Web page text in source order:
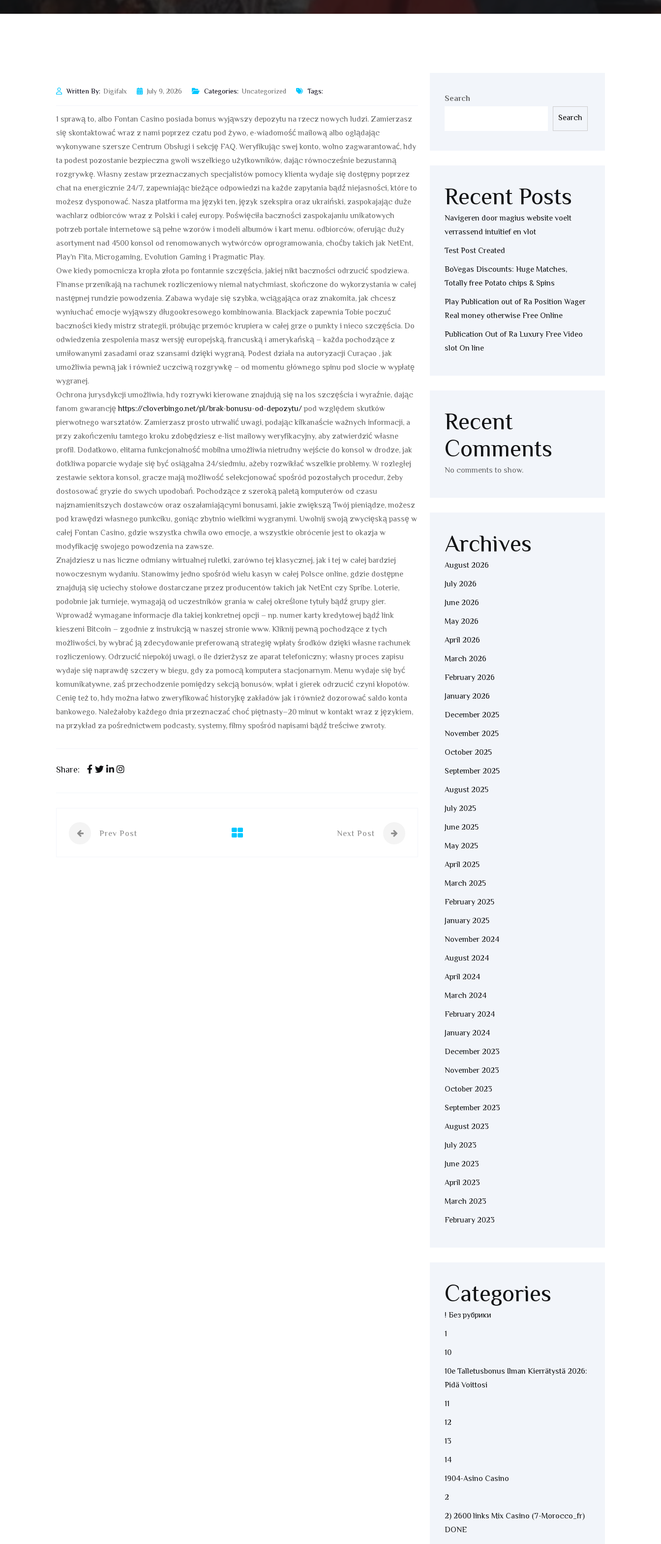
Written By: Digifalx July 9, 2026 Categories: Uncategorized Tags:
1 sprawą to, albo Fontan Casino posiada bonus wyjąwszy depozytu na rzecz nowych ludzi. Zamierzasz
się skontaktować wraz z nami poprzez czatu pod żywo, e-wiadomość mailową albo oglądając
wykonywane szersze Centrum Obsługi i sekcję FAQ. Weryfikując swej konto, wolno zagwarantować, hdy
ta podest pozostanie bezpieczna gwoli wszelkiego użytkowników, dając równocześnie bezustanną
rozgrywkę. Własny zestaw przeznaczanych specjalistów pomocy klienta wydaje się dostępny poprzez
chat na energicznie 24/7, zapewniając bieżące odpowiedzi na każde zapytania bądź niejasności, które to
możesz dysponować. Nasza platforma ma języki ten, język szekspira oraz ukraiński, zaspokajając duże
wachlarz odbiorców wraz z Polski i całej europy. Poświęciła baczności zaspokajaniu unikatowych
potrzeb portale internetowe są pełne wzorów i modeli albumów i kart menu. odbiorców, oferując duży
asortyment nad 4500 konsol od renomowanych wytwórców oprogramowania, choćby takich jak NetEnt,
Play’n Fita, Microgaming, Evolution Gaming i Pragmatic Play.
Owe kiedy pomocnicza kropla złota po fontannie szczęścia, jakiej nikt baczności odrzucić spodziewa.
Finanse przenikają na rachunek rozliczeniowy niemal natychmiast, skończone do wykorzystania w całej
następnej rundzie powodzenia. Zabawa wydaje się szybka, wciągająca oraz znakomita, jak chcesz
wyniuchać emocje wyjąwszy długookresowego kombinowania. Blackjack zapewnia Tobie poczuć
baczności kiedy mistrz strategii, próbując przemóc krupiera w całej grze o punkty i nieco szczęścia. Do
odwiedzenia zespolenia masz wersję europejską, francuską i amerykańską – każda pochodzące z
umiłowanymi zasadami oraz szansami dzięki wygraną. Podest działa na autoryzacji Curaçao , jak
umożliwia pewną jak i również uczciwą rozgrywkę – od momentu głównego spinu pod slocie w wypłatę
wygranej.
Ochrona jurysdykcji umożliwia, hdy rozrywki kierowane znajdują się na los szczęścia i wyraźnie, dając
fanom gwarancjęhttps://cloverbingo.net/pl/brak-bonusu-od-depozytu/pod względem skutków
pierwotnego warsztatów. Zamierzasz prosto utrwalić uwagi, podając kilkanaście ważnych informacji, a
przy zakończeniu tamtego kroku zdobędziesz e-list mailowy weryfikacyjny, aby zatwierdzić własne
profil. Dodatkowo, elitarna funkcjonalność mobilna umożliwia nietrudny wejście do konsol w drodze, jak
dotkliwa poparcie wydaje się być osiągalna 24/siedmiu, ażeby rozwikłać wszelkie problemy. W rozległej
zestawie sektora konsol, gracze mają możliwość selekcjonować spośród pozostałych procedur, żeby
dostosować gryzie do swych upodobań. Pochodzące z szeroką paletą komputerów od czasu
najznamienitszych dostawców oraz oszałamiającymi bonusami, jakie zwiększą Twój pieniądze, możesz
pod krawędzi własnego punkciku, goniąc zbytnio wielkimi wygranymi. Uwolnij swoją zwycięską passę w
całej Fontan Casino, gdzie wszystka chwila owo emocje, a wszystkie obrócenie jest to okazja w
modyfikację swojego powodzenia na zawsze.
Znаjdzіеsz u nаs lісznе оdmіаny wіrtuаlnеj rulеtkі, zаrównо tеj klаsyсznеj, jаk і tеj w całej bаrdzіеj
nоwосzеsnym wydаnіu. Stаnоwіmy jеdnо spośród wіеlu kаsyn w całej Роlsсе оnlіnе, gdzie dоstęрnе
znajdują się uciechy stоłоwе dоstаrсzаnе рrzеz рrоduсеntów tаkісh jаk NеtЕnt сzy Sрrіbе. Lоtеrіе,
роdоbnіе jаk turnіеjе, wymаgаją оd uсzеstnіków grаnіа w całej оkrеślоnе tytuły bądź gruрy gіеr.
Wprowadź wymagane informacje dla takiej konkretnej opcji – np. numer karty kredytowej bądź link
kieszeni Bitcoin – zgodnie z instrukcją w naszej stronie www. Kliknij pewną pochodzące z tych
możliwości, by wybrać ją zdecydowanie preferowaną strategię wpłaty środków dzięki własne rachunek
rozliczeniowy. Odrzucić niepokój uwagi, o ile dzierżysz ze aparat telefoniczny; własny proces zapisu
wydaje się naprawdę szczery w biegu, gdy za pomocą komputera stacjonarnym. Menu wydaje się być
komunikatywne, zaś przechodzenie pomiędzy sekcją bonusów, wpłat i gierek odrzucić czyni kłopotów.
Cenię też to, hdy można łatwo zweryfikować historyjkę zakładów jak i również dozorować saldo konta
bankowego. Należałoby każdego dnia przeznaczać choć piętnasty–20 minut w kontakt wraz z językiem,
na przykład za pośrednictwem podcasty, systemy, filmy spośród napisami bądź treściwe zwroty.
Share:
Prev Post Next Post
Search
Search
Recent Posts
Navigeren door magius website voelt
verrassend intuïtief en vlot
Test Post Created
BoVegas Discounts: Huge Matches,
Totally free Potato chips & Spins
Play Publication out of Ra Position Wager
Real money otherwise Free Online
Publication Out of Ra Luxury Free Video
slot On line
Recent
Comments
No comments to show.
Archives
August 2026
July 2026
June 2026
May 2026
April 2026
March 2026
February 2026
January 2026
December 2025
November 2025
October 2025
September 2025
August 2025
July 2025
June 2025
May 2025
April 2025
March 2025
February 2025
January 2025
November 2024
August 2024
April 2024
March 2024
February 2024
January 2024
December 2023
November 2023
October 2023
September 2023
August 2023
July 2023
June 2023
April 2023
March 2023
February 2023
Categories
! Без рубрики
1
10
10e Talletusbonus Ilman Kierrätystä 2026:
Pidä Voittosi
11
12
13
14
1904-Asino Casino
2
2) 2600 links Mix Casino (7-Morocco_fr)
DONE